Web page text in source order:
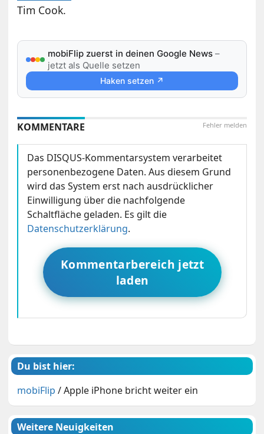
Tim Cook.
mobiFlip zuerst in deinen Google News –
jetzt als Quelle setzen
Haken setzen ↗
Fehler melden
KOMMENTARE
Das DISQUS-Kommentarsystem verarbeitet
personenbezogene Daten. Aus diesem Grund
wird das System erst nach ausdrücklicher
Einwilligung über die nachfolgende
Schaltfläche geladen. Es gilt die
Datenschutzerklärung.
Kommentarbereich jetzt
laden
Du bist hier:
mobiFlip /Apple iPhone bricht weiter ein
Weitere Neuigkeiten